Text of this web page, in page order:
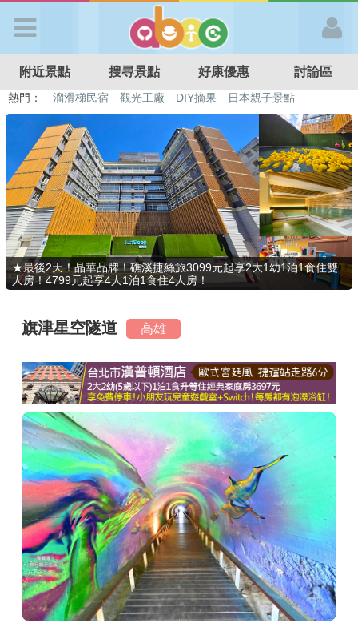
APP登入
首 頁
搜尋景點
好康優惠
最新消息
最新留言
商家合作
推薦景點
討論區
聯絡我們
APP下載
附近景點 搜尋景點 好康優惠 討論區
熱門： 溜滑梯民宿 觀光工廠 DIY摘果
日本親子景點
特色遊戲場
親子住房優惠 台北親子餐廳 溫泉泡湯SPA
★最後2天！晶華品牌！礁溪捷絲旅3099元起享2大1幼1泊1食住雙
人房！4799元起享4人1泊1食住4人房！
旗津星空隧道 高雄